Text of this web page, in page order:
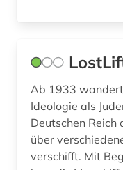
Ab 1933
Ideologie als
Deutschen Reich
über
verschifft. Mit